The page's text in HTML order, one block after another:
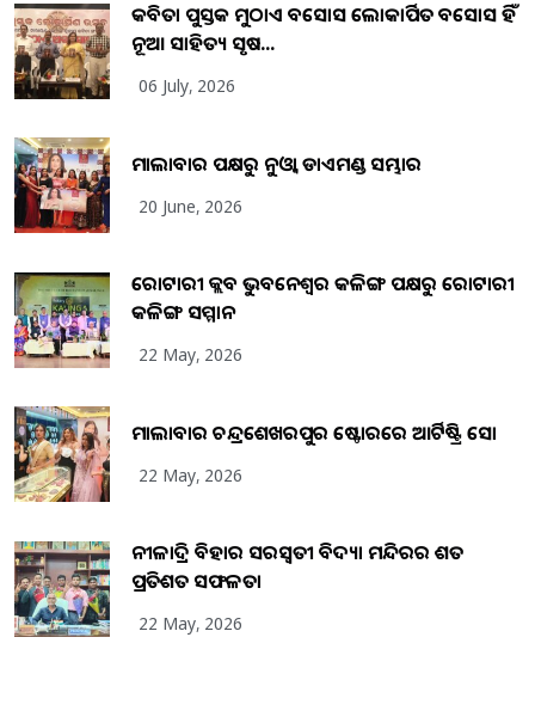
କବିତା ପୁସ୍ତକ ମୁଠାଏ ଅବସୋସ ଲୋକାର୍ପିତ ଅବସୋସ ହିଁ
ନୂଆ ସାହିତ୍ୟ ସୃଷ...
06 July, 2026
ମାଲାବାର ପକ୍ଷରୁ ନୁଓ୍ବା ଡାଏମଣ୍ଡ ସମ୍ଭାର
20 June, 2026
ରୋଟାରୀ କ୍ଲବ ଭୁବନେଶ୍ୱର କଳିଙ୍ଗ ପକ୍ଷରୁ ରୋଟାରୀ
କଳିଙ୍ଗ ସମ୍ମାନ
22 May, 2026
ମାଲାବାର ଚନ୍ଦ୍ରଶେଖରପୁର ଷ୍ଟୋରରେ ଆର୍ଟିଷ୍ଟ୍ରି ସୋ
22 May, 2026
ନୀଳାଦ୍ରି ବିହାର ସରସ୍ୱତୀ ବିଦ୍ୟା ମନ୍ଦିରର ଶତ
ପ୍ରତିଶତ ସଫଳତା
22 May, 2026